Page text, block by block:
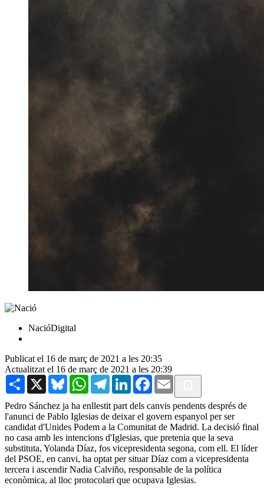
NacióDigital
Publicat el 16 de març de 2021 a les 20:35
Actualitzat el 16 de març de 2021 a les 20:39
Share X BlueskyWhatsAppTelegramLinkedInFacebook
Email
Pedro Sánchez ja ha enllestit part dels canvis pendents després de
l'anunci de Pablo Iglesias de deixar el govern espanyol per ser
candidat d'Unides Podem a la Comunitat de Madrid. La decisió final
no casa amb les intencions d'Iglesias, que pretenia que la seva
substituta, Yolanda Díaz, fos vicepresidenta segona, com ell. El líder
del PSOE, en canvi, ha optat per situar Díaz com a vicepresidenta
tercera i ascendir Nadia Calviño, responsable de la política
econòmica, al lloc protocolari que ocupava Iglesias.